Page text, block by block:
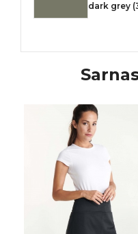
dark grey